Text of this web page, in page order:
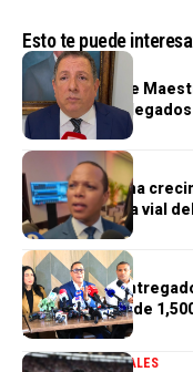
Esto te puede
GENERALES
Cooperativa de
General de Delegados
GENERALES
Morrison afirma
infraestructura vial
GENERALES
Gobierno ha
alcanzar meta de
2027
DEPORTESGENERALES